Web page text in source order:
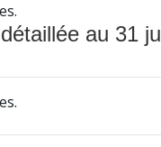
au 31